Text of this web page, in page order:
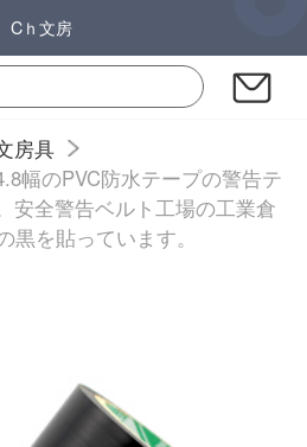
Cｈ文房
房具
幅のPVC防水テープの警告テ
安全警告ベルト工場の工業倉
を貼っています。